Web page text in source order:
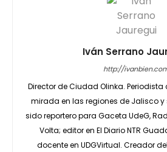
Iván Serrano
http://
Director de Ciudad Olinka.
mirada en las regiones de Jalisco y
sido reportero para Gaceta UdeG,
Volta; editor en El Diario NTR
docente en UDGVirtual. Creador